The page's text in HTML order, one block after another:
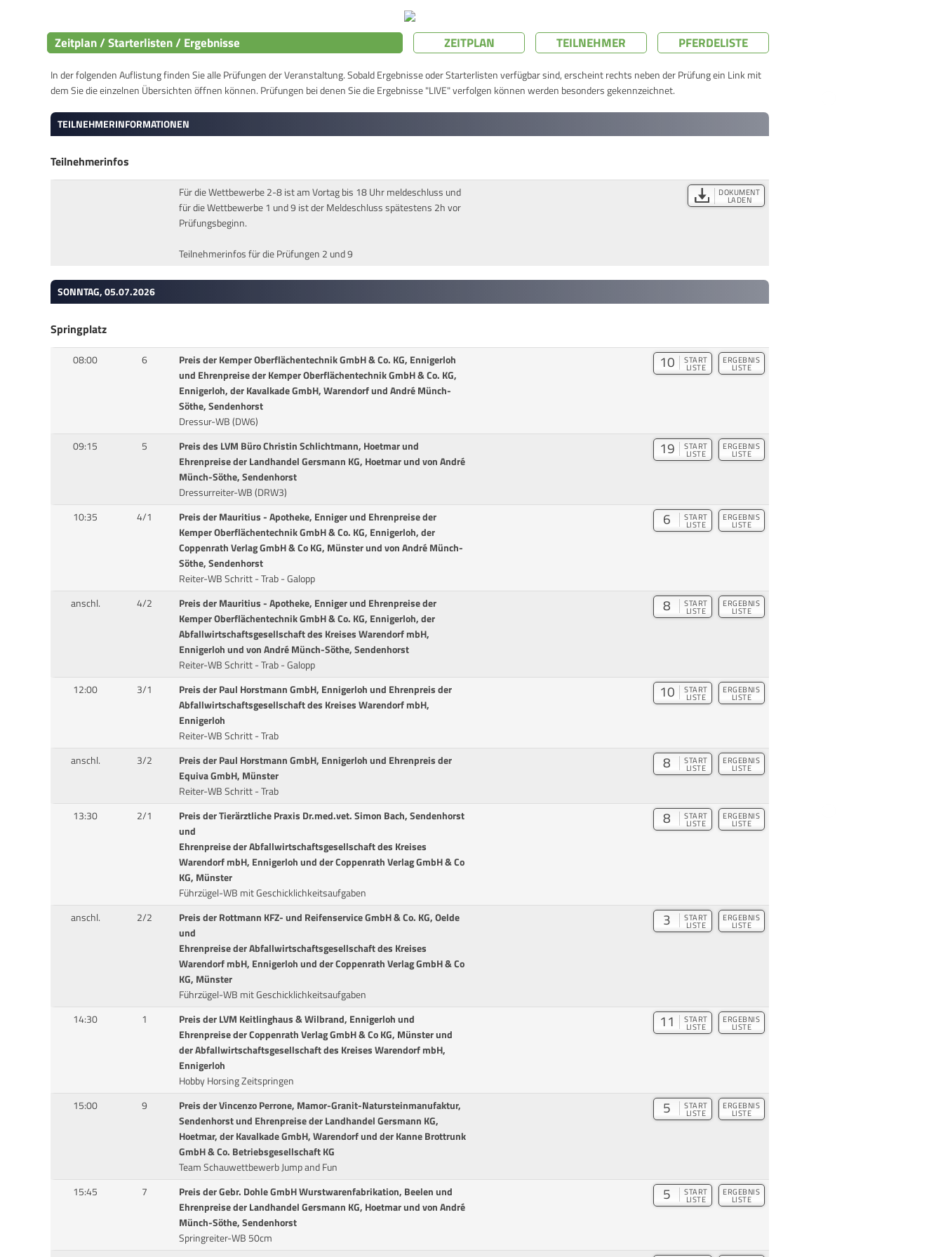
Zeitplan / Starterlisten / Ergebnisse ZEITPLAN TEILNEHMER PFERDELISTE
In der folgenden Auflistung finden Sie alle Prüfungen der Veranstaltung. Sobald Ergebnisse oder Starterlisten verfügbar sind, erscheint rechts neben der Prüfung ein Link mit
dem Sie die einzelnen Übersichten öffnen können. Prüfungen bei denen Sie die Ergebnisse "LIVE" verfolgen können werden besonders gekennzeichnet.
TEILNEHMERINFORMATIONEN
Teilnehmerinfos
Für die Wettbewerbe 2-8 ist am Vortag bis 18 Uhr meldeschluss und
für die Wettbewerbe 1 und 9 ist der Meldeschluss spätestens 2h vor
Prüfungsbeginn.
Teilnehmerinfos für die Prüfungen 2 und 9
DOKUMENT
LADEN
SONNTAG, 05.07.2026
Springplatz
08:00 6
Preis der Kemper Oberflächentechnik GmbH & Co. KG, Ennigerloh
und Ehrenpreise der Kemper Oberflächentechnik GmbH & Co. KG,
Ennigerloh, der Kavalkade GmbH, Warendorf und André Münch-
Söthe, Sendenhorst
Dressur-WB (DW6)
10 START
LISTE
ERGEBNIS
LISTE
09:15 5
Preis des LVM Büro Christin Schlichtmann, Hoetmar und
Ehrenpreise der Landhandel Gersmann KG, Hoetmar und von André
Münch-Söthe, Sendenhorst
Dressurreiter-WB (DRW3)
19 START
LISTE
ERGEBNIS
LISTE
10:35 4/1
Preis der Mauritius - Apotheke, Enniger und Ehrenpreise der
Kemper Oberflächentechnik GmbH & Co. KG, Ennigerloh, der
Coppenrath Verlag GmbH & Co KG, Münster und von André Münch-
Söthe, Sendenhorst
Reiter-WB Schritt - Trab - Galopp
6 START
LISTE
ERGEBNIS
LISTE
anschl. 4/2
Preis der Mauritius - Apotheke, Enniger und Ehrenpreise der
Kemper Oberflächentechnik GmbH & Co. KG, Ennigerloh, der
Abfallwirtschaftsgesellschaft des Kreises Warendorf mbH,
Ennigerloh und von André Münch-Söthe, Sendenhorst
Reiter-WB Schritt - Trab - Galopp
8 START
LISTE
ERGEBNIS
LISTE
12:00 3/1
Preis der Paul Horstmann GmbH, Ennigerloh und Ehrenpreis der
Abfallwirtschaftsgesellschaft des Kreises Warendorf mbH,
Ennigerloh
Reiter-WB Schritt - Trab
10 START
LISTE
ERGEBNIS
LISTE
anschl. 3/2
Preis der Paul Horstmann GmbH, Ennigerloh und Ehrenpreis der
Equiva GmbH, Münster
Reiter-WB Schritt - Trab
8 START
LISTE
ERGEBNIS
LISTE
13:30 2/1
Preis der Tierärztliche Praxis Dr.med.vet. Simon Bach, Sendenhorst
und
Ehrenpreise der Abfallwirtschaftsgesellschaft des Kreises
Warendorf mbH, Ennigerloh und der Coppenrath Verlag GmbH & Co
KG, Münster
Führzügel-WB mit Geschicklichkeitsaufgaben
8 START
LISTE
ERGEBNIS
LISTE
anschl. 2/2
Preis der Rottmann KFZ- und Reifenservice GmbH & Co. KG, Oelde
und
Ehrenpreise der Abfallwirtschaftsgesellschaft des Kreises
Warendorf mbH, Ennigerloh und der Coppenrath Verlag GmbH & Co
KG, Münster
Führzügel-WB mit Geschicklichkeitsaufgaben
3 START
LISTE
ERGEBNIS
LISTE
14:30 1
Preis der LVM Keitlinghaus & Wilbrand, Ennigerloh und
Ehrenpreise der Coppenrath Verlag GmbH & Co KG, Münster und
der Abfallwirtschaftsgesellschaft des Kreises Warendorf mbH,
Ennigerloh
Hobby Horsing Zeitspringen
11 START
LISTE
ERGEBNIS
LISTE
15:00 9
Preis der Vincenzo Perrone, Mamor-Granit-Natursteinmanufaktur,
Sendenhorst und Ehrenpreise der Landhandel Gersmann KG,
Hoetmar, der Kavalkade GmbH, Warendorf und der Kanne Brottrunk
GmbH & Co. Betriebsgesellschaft KG
Team Schauwettbewerb Jump and Fun
5 START
LISTE
ERGEBNIS
LISTE
15:45 7
Preis der Gebr. Dohle GmbH Wurstwarenfabrikation, Beelen und
Ehrenpreise der Landhandel Gersmann KG, Hoetmar und von André
Münch-Söthe, Sendenhorst
Springreiter-WB 50cm
5 START
LISTE
ERGEBNIS
LISTE